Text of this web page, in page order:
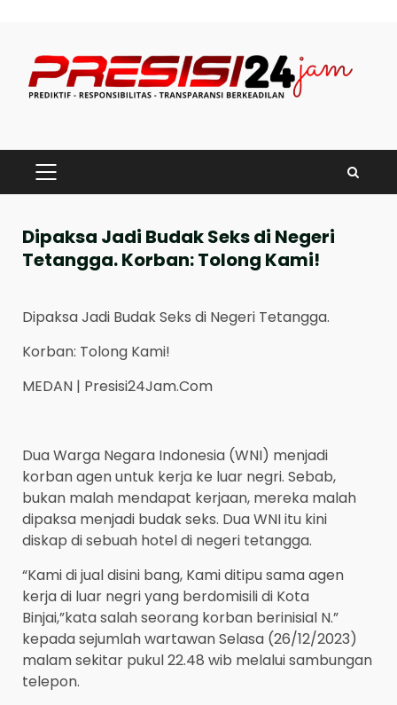
content
PRIMARY
MENU
Dipaksa Jadi Budak Seks di Negeri
Tetangga. Korban: Tolong Kami!
Dipaksa Jadi Budak Seks di Negeri Tetangga.
Korban: Tolong Kami!
MEDAN | Presisi24Jam.Com
Dua Warga Negara Indonesia (WNI) menjadi
korban agen untuk kerja ke luar negri. Sebab,
bukan malah mendapat kerjaan, mereka malah
dipaksa menjadi budak seks. Dua WNI itu kini
diskap di sebuah hotel di negeri tetangga.
“Kami di jual disini bang, Kami ditipu sama agen
kerja di luar negri yang berdomisili di Kota
Binjai,”kata salah seorang korban berinisial N.”
kepada sejumlah wartawan Selasa (26/12/2023)
malam sekitar pukul 22.48 wib melalui sambungan
telepon.